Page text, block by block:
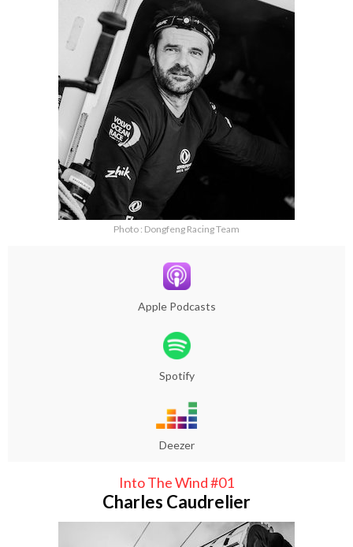
Photo : Dongfeng Racing Team
Apple Podcasts
Spotify
Deezer
Into The Wind #01
Charles Caudrelier